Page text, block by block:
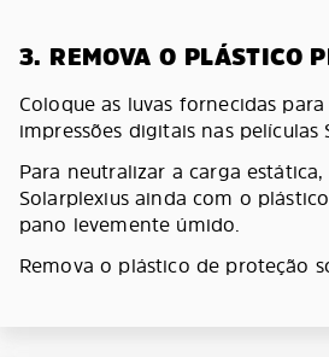
3. REMOVA O PLÁSTICO
Coloque as luvas fornecidas
impressões digitais nas películas
Para neutralizar a carga
Solarplexius ainda com o
pano levemente úmido.
Remova o plástico de proteção